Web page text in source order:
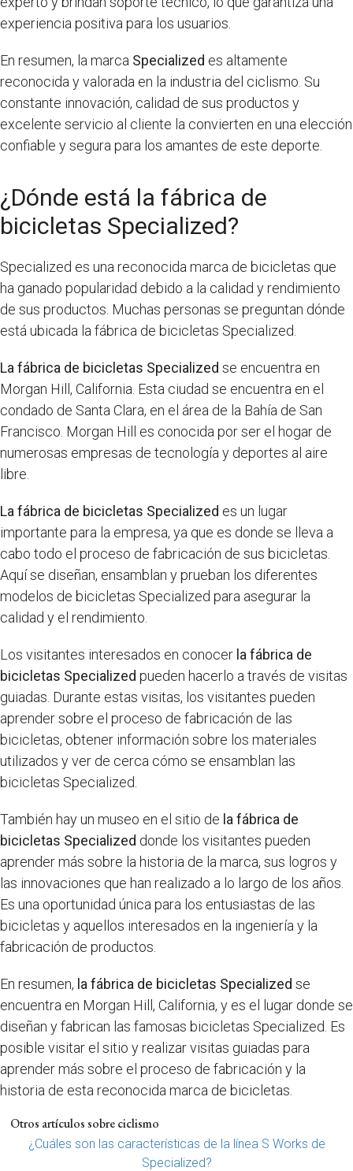
experiencia positiva para los usuarios.
En resumen, la marca Specialized es altamente
reconocida y valorada en la industria del ciclismo. Su
constante innovación, calidad de sus productos y
excelente servicio al cliente la convierten en una elección
confiable y segura para los amantes de este deporte.
¿Dónde está la fábrica de
bicicletas Specialized?
Specialized es una reconocida marca de bicicletas que
ha ganado popularidad debido a la calidad y rendimiento
de sus productos. Muchas personas se preguntan dónde
está ubicada la fábrica de bicicletas Specialized.
La fábrica de bicicletas Specialized se encuentra en
Morgan Hill, California. Esta ciudad se encuentra en el
condado de Santa Clara, en el área de la Bahía de San
Francisco. Morgan Hill es conocida por ser el hogar de
numerosas empresas de tecnología y deportes al aire
libre.
La fábrica de bicicletas Specialized es un lugar
importante para la empresa, ya que es donde se lleva a
cabo todo el proceso de fabricación de sus bicicletas.
Aquí se diseñan, ensamblan y prueban los diferentes
modelos de bicicletas Specialized para asegurar la
calidad y el rendimiento.
Los visitantes interesados en conocer la fábrica de
bicicletas Specialized pueden hacerlo a través de visitas
guiadas. Durante estas visitas, los visitantes pueden
aprender sobre el proceso de fabricación de las
bicicletas, obtener información sobre los materiales
utilizados y ver de cerca cómo se ensamblan las
bicicletas Specialized.
También hay un museo en el sitio de la fábrica de
bicicletas Specialized donde los visitantes pueden
aprender más sobre la historia de la marca, sus logros y
las innovaciones que han realizado a lo largo de los años.
Es una oportunidad única para los entusiastas de las
bicicletas y aquellos interesados en la ingeniería y la
fabricación de productos.
En resumen, la fábrica de bicicletas Specialized se
encuentra en Morgan Hill, California, y es el lugar donde se
diseñan y fabrican las famosas bicicletas Specialized. Es
posible visitar el sitio y realizar visitas guiadas para
aprender más sobre el proceso de fabricación y la
historia de esta reconocida marca de bicicletas.
Otros artículos sobre ciclismo
¿Cuáles son las características de la línea S Works de
Specialized?